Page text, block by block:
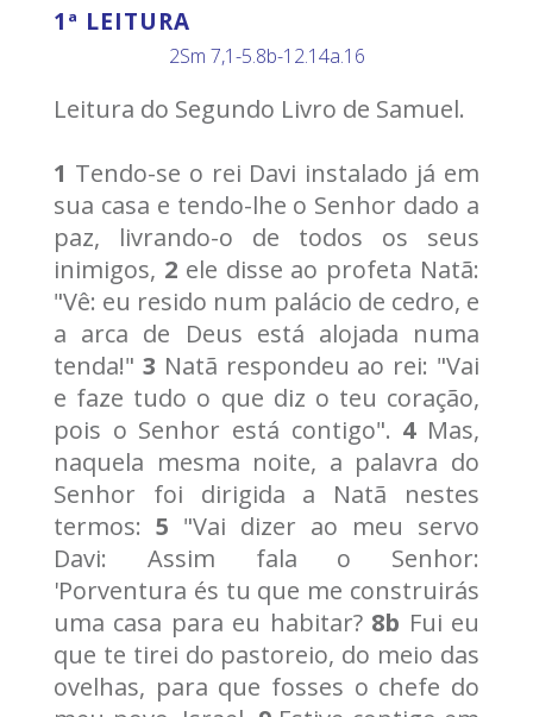
1ª LEITURA
2Sm 7,1-5.8b-12.14a.16
Leitura do Segundo Livro de Samuel.
1 Tendo-se o rei Davi instalado já em
sua casa e tendo-lhe o Senhor dado a
paz, livrando-o de todos os seus
inimigos, 2ele disse ao profeta Natã:
"Vê: eu resido num palácio de cedro, e
a arca de Deus está alojada numa
tenda!" 3 Natã respondeu ao rei: "Vai
e faze tudo o que diz o teu coração,
pois o Senhor está contigo". 4Mas,
naquela mesma noite, a palavra do
Senhor foi dirigida a Natã nestes
termos: 5 "Vai dizer ao meu servo
Davi: Assim fala o Senhor:
'Porventura és tu que me construirás
uma casa para eu habitar? 8b Fui eu
que te tirei do pastoreio, do meio das
ovelhas, para que fosses o chefe do